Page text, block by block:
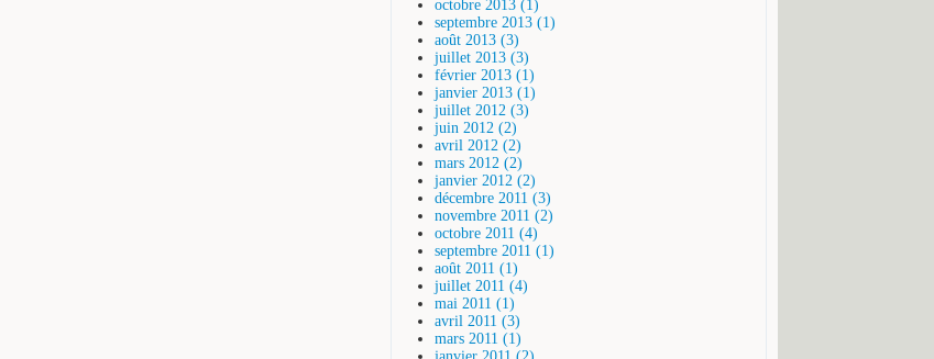
octobre 2013 (1)
septembre 2013 (1)
août 2013 (3)
juillet 2013 (3)
février 2013 (1)
janvier 2013 (1)
juillet 2012 (3)
juin 2012 (2)
avril 2012 (2)
mars 2012 (2)
janvier 2012 (2)
décembre 2011 (3)
novembre 2011 (2)
octobre 2011 (4)
septembre 2011 (1)
août 2011 (1)
juillet 2011 (4)
mai 2011 (1)
avril 2011 (3)
mars 2011 (1)